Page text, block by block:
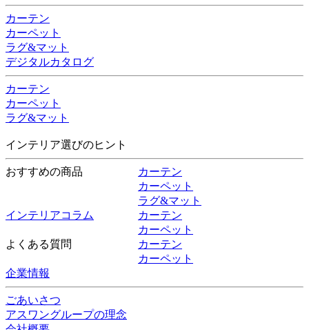
カーテン
カーペット
ラグ&マット
デジタルカタログ
カーテン
カーペット
ラグ&マット
インテリア選びのヒント
おすすめの商品
カーテン
カーペット
ラグ&マット
インテリアコラム
カーテン
カーペット
よくある質問
カーテン
カーペット
企業情報
ごあいさつ
アスワングループの理念